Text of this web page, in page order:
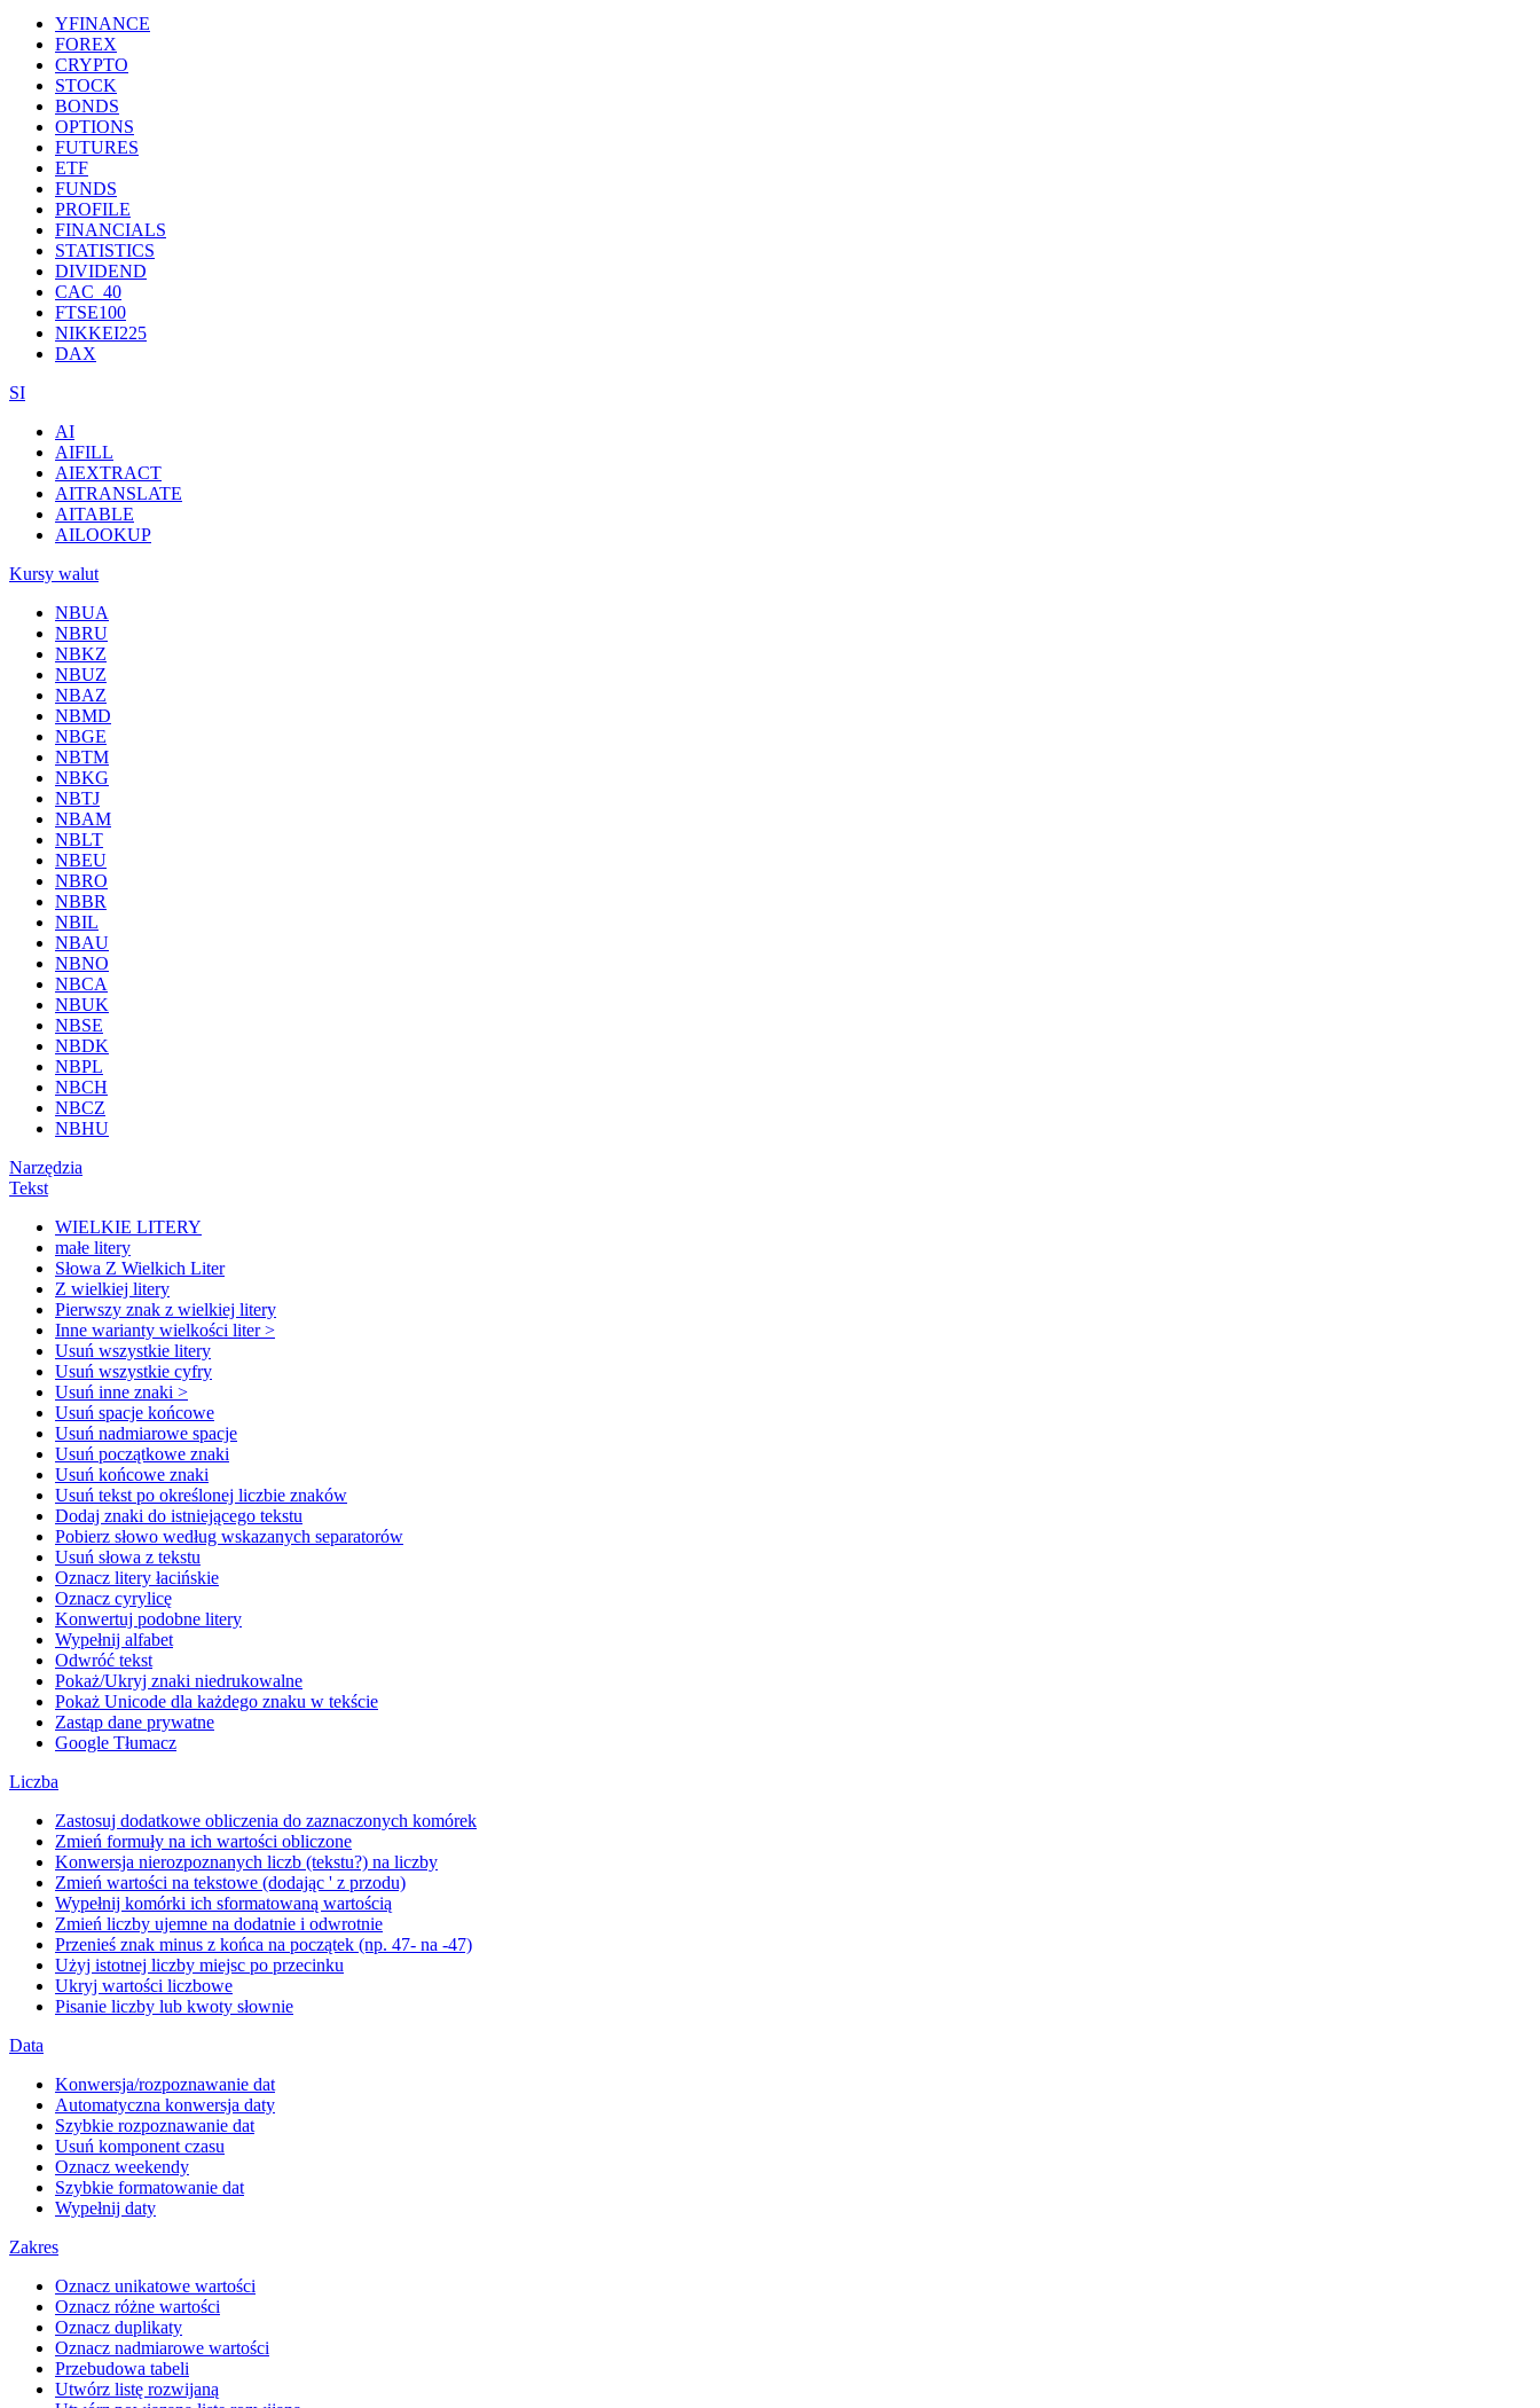
YFINANCE
FOREX
CRYPTO
STOCK
BONDS
OPTIONS
FUTURES
ETF
FUNDS
PROFILE
FINANCIALS
STATISTICS
DIVIDEND
CAC_40
FTSE100
NIKKEI225
DAX
SI
AI
AIFILL
AIEXTRACT
AITRANSLATE
AITABLE
AILOOKUP
Kursy walut
NBUA
NBRU
NBKZ
NBUZ
NBAZ
NBMD
NBGE
NBTM
NBKG
NBTJ
NBAM
NBLT
NBEU
NBRO
NBBR
NBIL
NBAU
NBNO
NBCA
NBUK
NBSE
NBDK
NBPL
NBCH
NBCZ
NBHU
Narzędzia
Tekst
WIELKIE LITERY
małe litery
Słowa Z Wielkich Liter
Z wielkiej litery
Pierwszy znak z wielkiej litery
Inne warianty wielkości liter >
Usuń wszystkie litery
Usuń wszystkie cyfry
Usuń inne znaki >
Usuń spacje końcowe
Usuń nadmiarowe spacje
Usuń początkowe znaki
Usuń końcowe znaki
Usuń tekst po określonej liczbie znaków
Dodaj znaki do istniejącego tekstu
Pobierz słowo według wskazanych separatorów
Usuń słowa z tekstu
Oznacz litery łacińskie
Oznacz cyrylicę
Konwertuj podobne litery
Wypełnij alfabet
Odwróć tekst
Pokaż/Ukryj znaki niedrukowalne
Pokaż Unicode dla każdego znaku w tekście
Zastąp dane prywatne
Google Tłumacz
Liczba
Zastosuj dodatkowe obliczenia do zaznaczonych komórek
Zmień formuły na ich wartości obliczone
Konwersja nierozpoznanych liczb (tekstu?) na liczby
Zmień wartości na tekstowe (dodając ' z przodu)
Wypełnij komórki ich sformatowaną wartością
Zmień liczby ujemne na dodatnie i odwrotnie
Przenieś znak minus z końca na początek (np. 47- na -47)
Użyj istotnej liczby miejsc po przecinku
Ukryj wartości liczbowe
Pisanie liczby lub kwoty słownie
Data
Konwersja/rozpoznawanie dat
Automatyczna konwersja daty
Szybkie rozpoznawanie dat
Usuń komponent czasu
Oznacz weekendy
Szybkie formatowanie dat
Wypełnij daty
Zakres
Oznacz unikatowe wartości
Oznacz różne wartości
Oznacz duplikaty
Oznacz nadmiarowe wartości
Przebudowa tabeli
Utwórz listę rozwijaną